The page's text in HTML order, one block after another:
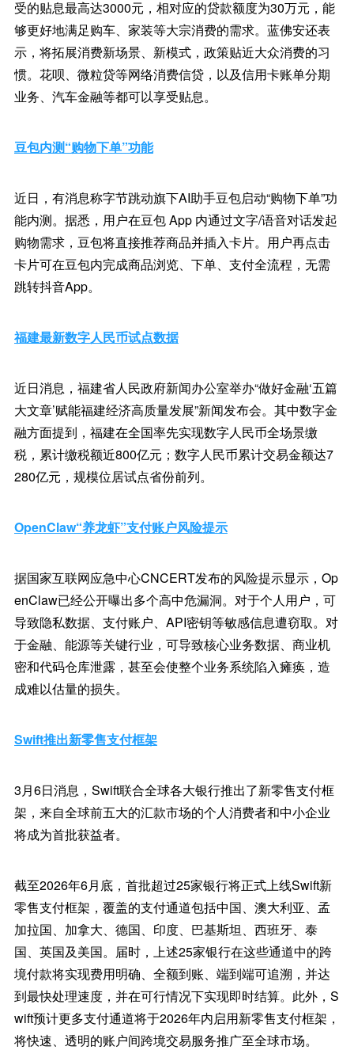
受的贴息最高达3000元，相对应的贷款额度为30万元，能
够更好地满足购车、家装等大宗消费的需求。蓝佛安还表
示，将拓展消费新场景、新模式，政策贴近大众消费的习
惯。花呗、微粒贷等网络消费信贷，以及信用卡账单分期
业务、汽车金融等都可以享受贴息。
豆包内测“购物下单”功能
近日，有消息称字节跳动旗下AI助手豆包启动“购物下单”功
能内测。据悉，用户在豆包 App 内通过文字/语音对话发起
购物需求，豆包将直接推荐商品并插入卡片。用户再点击
卡片可在豆包内完成商品浏览、下单、支付全流程，无需
跳转抖音App。
福建最新数字人民币试点数据
近日消息，福建省人民政府新闻办公室举办“做好金融‘五篇
大文章’赋能福建经济高质量发展”新闻发布会。其中数字金
融方面提到，福建在全国率先实现数字人民币全场景缴
税，累计缴税额近800亿元；数字人民币累计交易金额达7
280亿元，规模位居试点省份前列。
OpenClaw“养龙虾”支付账户风险提示
据国家互联网应急中心CNCERT发布的风险提示显示，Op
enClaw已经公开曝出多个高中危漏洞。对于个人用户，可
导致隐私数据、支付账户、API密钥等敏感信息遭窃取。对
于金融、能源等关键行业，可导致核心业务数据、商业机
密和代码仓库泄露，甚至会使整个业务系统陷入瘫痪，造
成难以估量的损失。
Swift推出新零售支付框架
3月6日消息，Swift联合全球各大银行推出了新零售支付框
架，来自全球前五大的汇款市场的个人消费者和中小企业
将成为首批获益者。
截至2026年6月底，首批超过25家银行将正式上线Swift新
零售支付框架，覆盖的支付通道包括中国、澳大利亚、孟
加拉国、加拿大、德国、印度、巴基斯坦、西班牙、泰
国、英国及美国。届时，上述25家银行在这些通道中的跨
境付款将实现费用明确、全额到账、端到端可追溯，并达
到最快处理速度，并在可行情况下实现即时结算。此外，S
wift预计更多支付通道将于2026年内启用新零售支付框架，
将快速、透明的账户间跨境交易服务推广至全球市场。